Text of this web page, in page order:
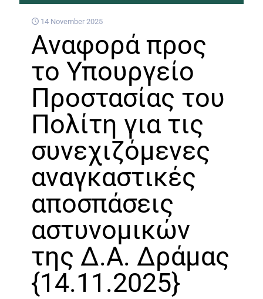
14 November 2025
Aναφορά προς
το Υπουργείο
Προστασίας του
Πολίτη για τις
συνεχιζόμενες
αναγκαστικές
αποσπάσεις
αστυνομικών
της Δ.Α. Δράμας
{14.11.2025}